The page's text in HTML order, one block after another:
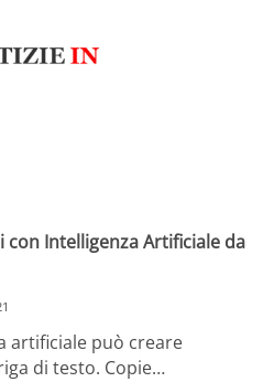
con Intelligenza Artificiale da
artificiale può creare
di testo. Copie…